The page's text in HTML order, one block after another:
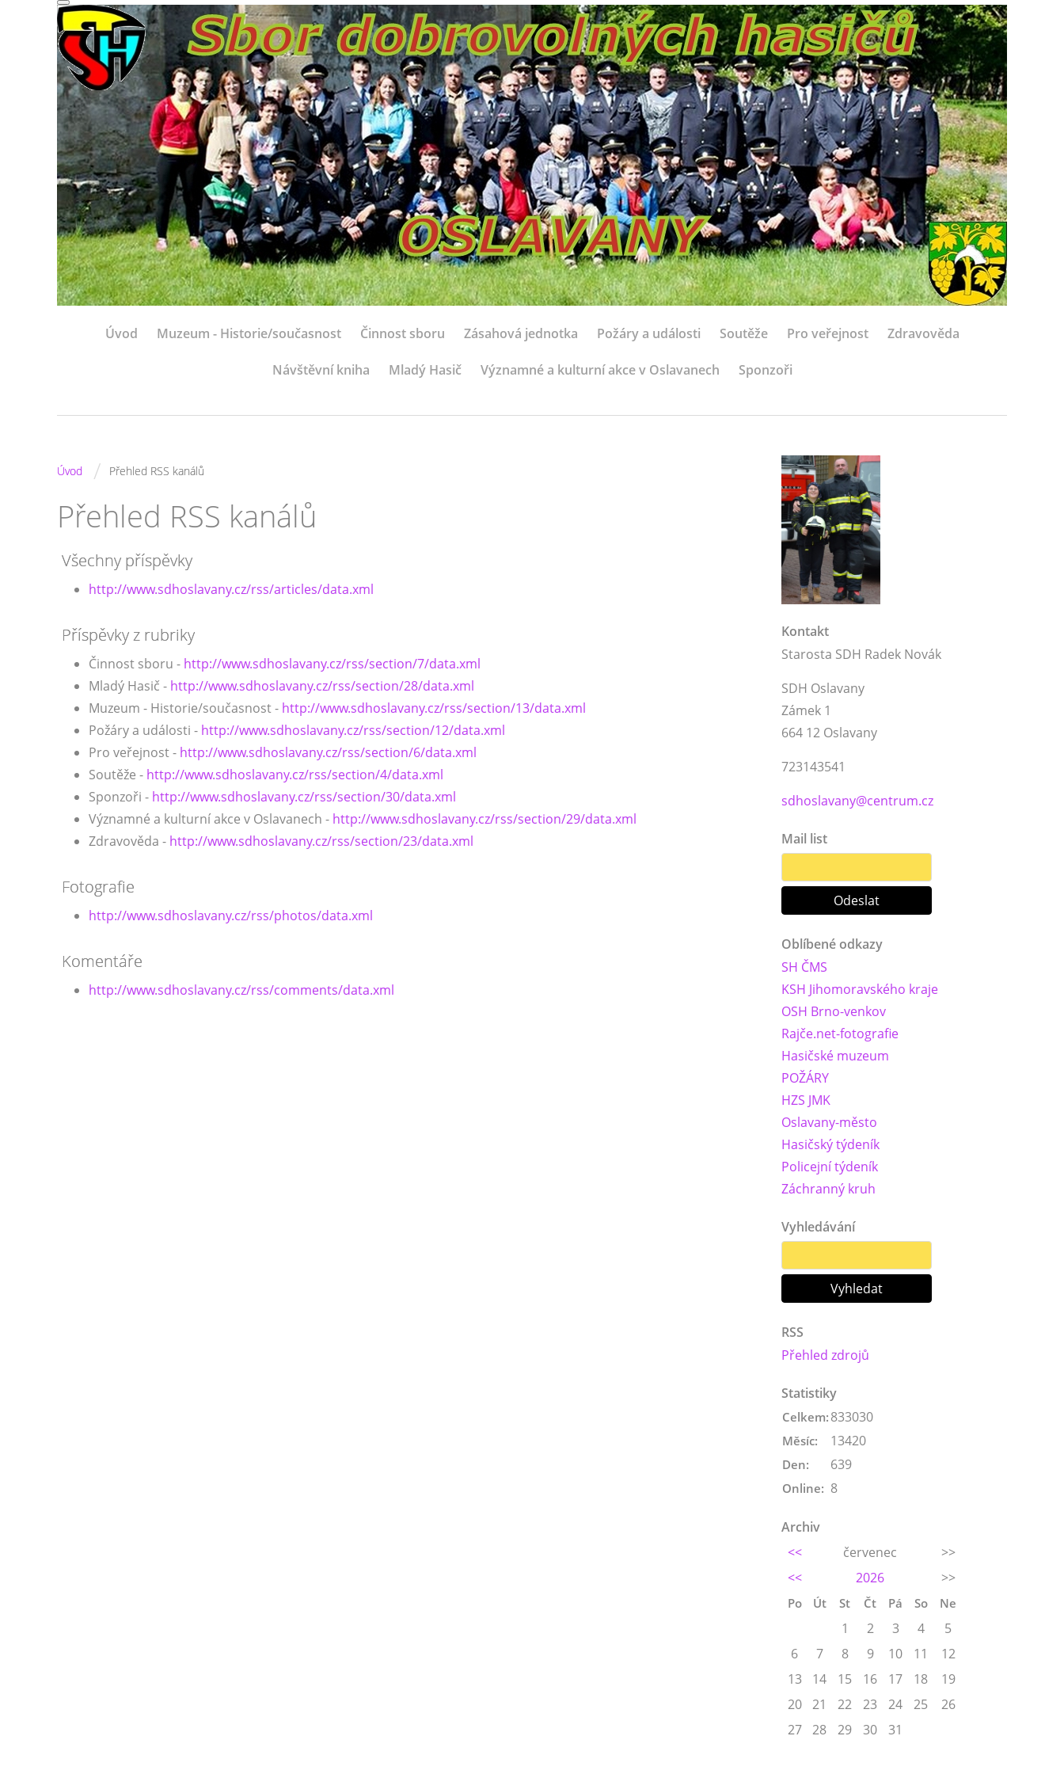
Úvod Muzeum - Historie/současnost Činnost sboru Zásahová jednotka Požáry a události Soutěže Pro veřejnost Zdravověda
Návštěvní kniha Mladý Hasič Významné a kulturní akce v Oslavanech Sponzoři
Úvod / Přehled RSS kanálů
Přehled RSS kanálů
Všechny příspěvky
http://www.sdhoslavany.cz/rss/articles/data.xml
Příspěvky z rubriky
Činnost sboru - http://www.sdhoslavany.cz/rss/section/7/data.xml
Mladý Hasič - http://www.sdhoslavany.cz/rss/section/28/data.xml
Muzeum - Historie/současnost - http://www.sdhoslavany.cz/rss/section/13/data.xml
Požáry a události - http://www.sdhoslavany.cz/rss/section/12/data.xml
Pro veřejnost - http://www.sdhoslavany.cz/rss/section/6/data.xml
Soutěže - http://www.sdhoslavany.cz/rss/section/4/data.xml
Sponzoři - http://www.sdhoslavany.cz/rss/section/30/data.xml
Významné a kulturní akce v Oslavanech - http://www.sdhoslavany.cz/rss/section/29/data.xml
Zdravověda - http://www.sdhoslavany.cz/rss/section/23/data.xml
Fotografie
http://www.sdhoslavany.cz/rss/photos/data.xml
Komentáře
http://www.sdhoslavany.cz/rss/comments/data.xml
Kontakt
Starosta SDH Radek Novák
SDH Oslavany
Zámek 1
664 12 Oslavany
723143541
sdhoslavany@centrum.cz
Mail list
Oblíbené odkazy
SH ČMS
KSH Jihomoravského kraje
OSH Brno-venkov
Rajče.net-fotografie
Hasičské muzeum
POŽÁRY
HZS JMK
Oslavany-město
Hasičský týdeník
Policejní týdeník
Záchranný kruh
Vyhledávání
RSS
Přehled zdrojů
Statistiky
Online: 8
Celkem: 833030
Měsíc: 13420
Den: 639
Archiv
<<
červenec
>>
<<
2026 >>
Po Út St Čt Pá So Ne
1 2 3 4
5
6
7 8 9 10 11
12
13
14 15 16 17 18
19
20
21 22 23 24 25
26
27
28 29 30 31